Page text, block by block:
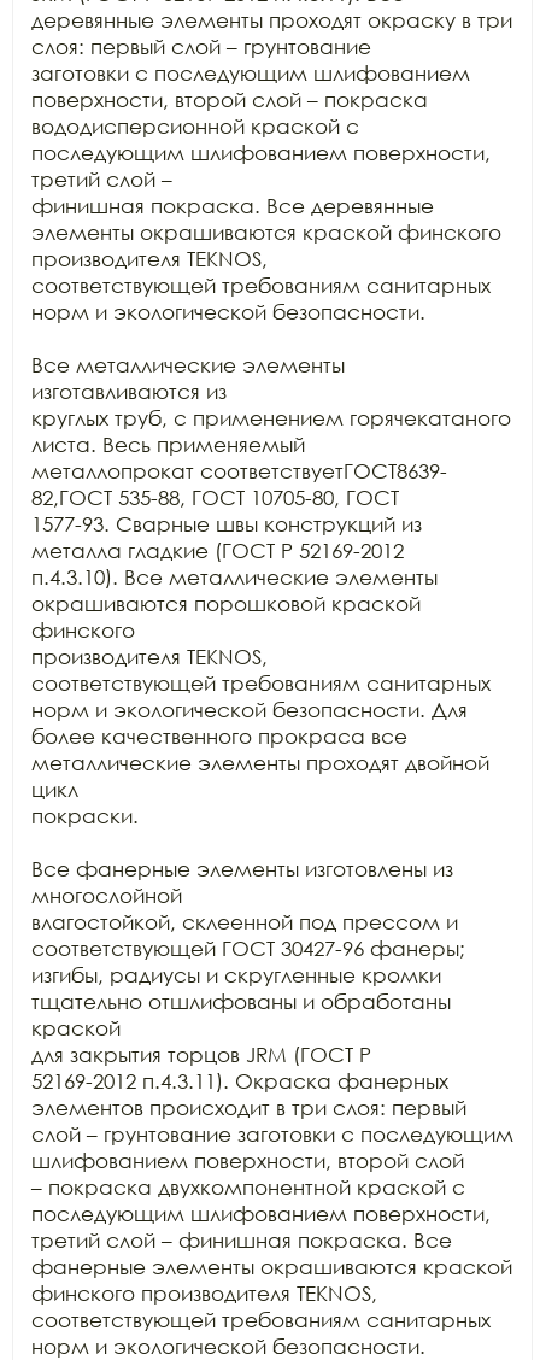
деревянные элементы проходят окраску в три
слоя: первый слой – грунтование
заготовки с последующим шлифованием
поверхности, второй слой – покраска
вододисперсионной краской с
последующим шлифованием поверхности,
третий слой –
финишная покраска. Все деревянные
элементы окрашиваются краской финского
производителя TEKNOS,
соответствующей требованиям санитарных
норм и экологической безопасности.
Все металлические элементы
изготавливаются из
круглых труб, с применением горячекатаного
листа. Весь применяемый
металлопрокат соответствуетГОСТ8639-
82,ГОСТ 535-88, ГОСТ 10705-80, ГОСТ
1577-93. Сварные швы конструкций из
металла гладкие (ГОСТ Р 52169-2012
п.4.3.10). Все металлические элементы
окрашиваются порошковой краской
финского
производителя TEKNOS,
соответствующей требованиям санитарных
норм и экологической безопасности. Для
более качественного прокраса все
металлические элементы проходят двойной
цикл
покраски.
Все фанерные элементы изготовлены из
многослойной
влагостойкой, склеенной под прессом и
соответствующей ГОСТ 30427-96 фанеры;
изгибы, радиусы и скругленные кромки
тщательно отшлифованы и обработаны
краской
для закрытия торцов JRM (ГОСТ Р
52169-2012 п.4.3.11). Окраска фанерных
элементов происходит в три слоя: первый
слой – грунтование заготовки с последующим
шлифованием поверхности, второй слой
– покраска двухкомпонентной краской с
последующим шлифованием поверхности,
третий слой – финишная покраска. Все
фанерные элементы окрашиваются краской
финского производителя TEKNOS,
соответствующей требованиям санитарных
норм и экологической безопасности.